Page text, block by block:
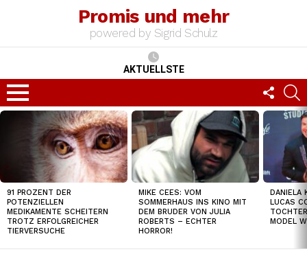
Promis und mehr
powered by Sigrid Schulz
AKTUELLSTE
Menu
US
TOP
91 PROZENT DER
POTENZIELLEN
MEDIKAMENTE SCHEITERN
TROTZ ERFOLGREICHER
TIERVERSUCHE
MIKE CEES: VOM
SOMMERHAUS INS KINO MIT
DEM BRUDER VON JULIA
ROBERTS – ECHTER
HORROR!
DANIELA
LUCAS
MODEL